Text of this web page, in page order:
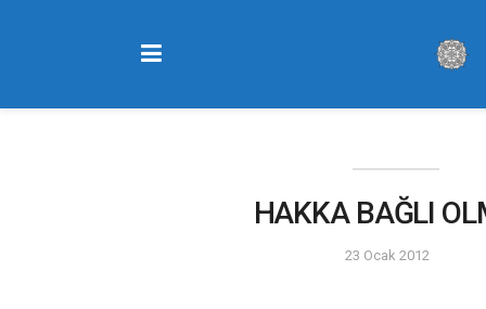
HAKKA BAĞLI
23 Ocak 2012